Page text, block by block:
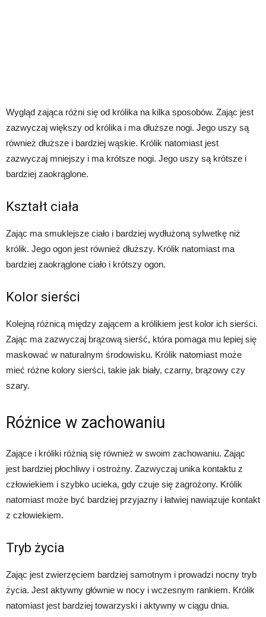
Wygląd zająca różni się od królika na kilka sposobów. Zając jest
zazwyczaj większy od królika i ma dłuższe nogi. Jego uszy są
również dłuższe i bardziej wąskie. Królik natomiast jest
zazwyczaj mniejszy i ma krótsze nogi. Jego uszy są krótsze i
bardziej zaokrąglone.
Kształt ciała
Zając ma smuklejsze ciało i bardziej wydłużoną sylwetkę niż
królik. Jego ogon jest również dłuższy. Królik natomiast ma
bardziej zaokrąglone ciało i krótszy ogon.
Kolor sierści
Kolejną różnicą między zającem a królikiem jest kolor ich sierści.
Zając ma zazwyczaj brązową sierść, która pomaga mu lepiej się
maskować w naturalnym środowisku. Królik natomiast może
mieć różne kolory sierści, takie jak biały, czarny, brązowy czy
szary.
Różnice w zachowaniu
Zające i króliki różnią się również w swoim zachowaniu. Zając
jest bardziej płochliwy i ostrożny. Zazwyczaj unika kontaktu z
człowiekiem i szybko ucieka, gdy czuje się zagrożony. Królik
natomiast może być bardziej przyjazny i łatwiej nawiązuje kontakt
z człowiekiem.
Tryb życia
Zając jest zwierzęciem bardziej samotnym i prowadzi nocny tryb
życia. Jest aktywny głównie w nocy i wczesnym rankiem. Królik
natomiast jest bardziej towarzyski i aktywny w ciągu dnia.